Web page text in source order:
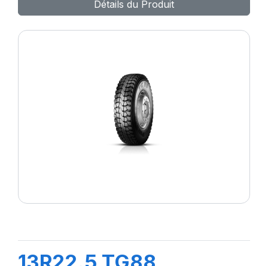
Détails du Produit